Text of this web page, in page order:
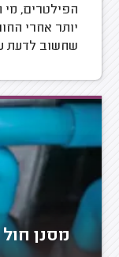
הפילטרים, מי
יותר אחרי
שחשוב לדעת
מסנן